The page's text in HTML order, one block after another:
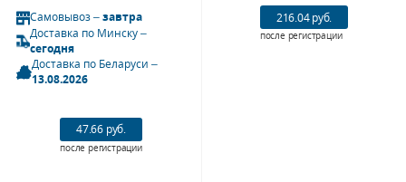
Самовывоз –завтра
Доставка по Минску –
сегодня
Доставка по Беларуси –
13.08.2026
47.66 руб.
после регистрации
216.04 руб.
после регистрации